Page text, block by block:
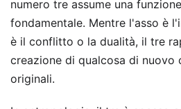
numero tre assume una
fondamentale. Mentre l'asso è
è il conflitto o la dualità, il tre
creazione di qualcosa di nuovo
originali.